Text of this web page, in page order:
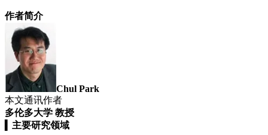
作者简介
Chul Park
本文通讯作者
多伦多大学 教授
主要研究领域